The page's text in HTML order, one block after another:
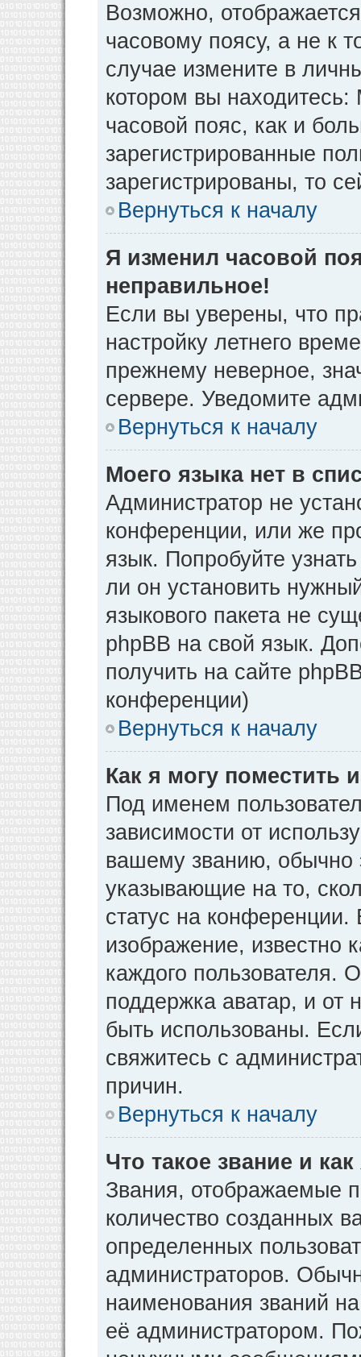
Возможно,
часовому поясу, а не к
случае измените в
котором вы находитесь:
часовой пояс, как и
зарегистрированные
зарегистрированы, то
Вернуться к началу
Я изменил часовой
неправильное!
Если вы уверены, что
настройку летнего
прежнему неверное,
сервере. Уведомите
Вернуться к началу
Моего языка нет в
Администратор не
конференции, или же
язык. Попробуйте
ли он установить
языкового пакета не
phpBB на свой язык.
получить на сайте
конференции)
Вернуться к началу
Как я могу поместить
Под именем
зависимости от
вашему званию, обычно
указывающие на то,
статус на
изображение, известно
каждого пользователя.
поддержка аватар, и от
быть использованы.
свяжитесь с
причин.
Вернуться к началу
Что такое звание и
Звания, отображаемые
количество созданных
определенных
администраторов.
наименования званий
её администратором.